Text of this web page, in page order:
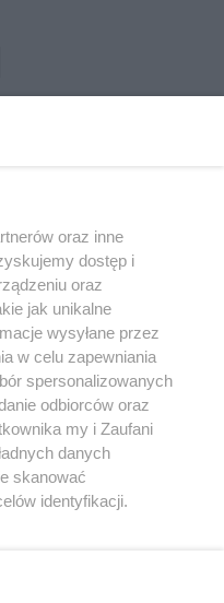
może być powielany i
w jakikolwiek sposób (w
na jakimkolwiek polu
z umieszczaniem w
praw. Jakiekolwiek użycie lub
z naruszeniem prawa,
pod groźbą kary i może być
oraz inne
dostęp i
oraz
jak unikalne
wysyłane przez
w celu zapewniania
spersonalizowanych
odbiorców oraz
my i Zaufani
danych
skanować
identyfikacji.
ustawień prywatności